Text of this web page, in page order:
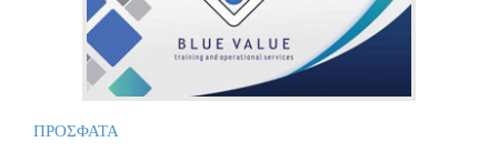
ΠΡΟΣΦΑΤΑ